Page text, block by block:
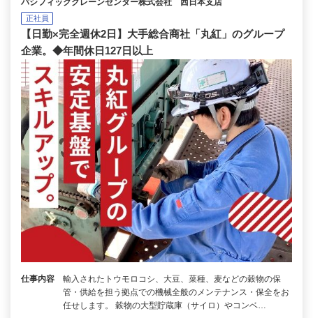
正社員
【日勤×完全週休2日】大手総合商社「丸紅」のグループ
企業。◆年間休日127日以上
仕事内容
輸入されたトウモロコシ、大豆、菜種、麦などの穀物の保
管・供給を担う拠点での機械全般のメンテナンス・保全をお
任せします。 穀物の大型貯蔵庫（サイロ）やコンベ…